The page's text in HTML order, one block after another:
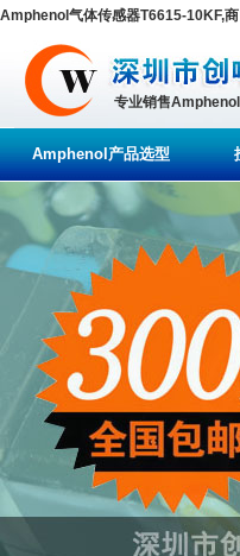
Amphenol气体传感器T6615-10KF,商
专业销售
Amphenol产品选型